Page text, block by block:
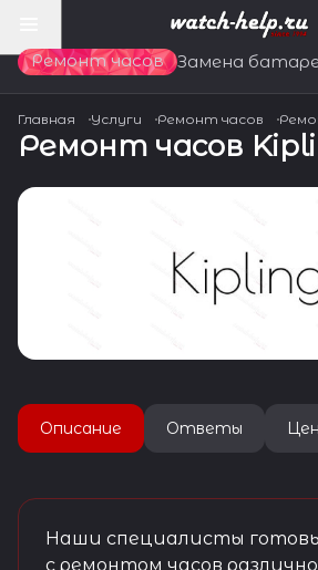
Ремонт часов Замена
Главная Услуги Ремонт часов
Ремонт часов
Описание Ответы
Наши специалисты
с ремонтом часов